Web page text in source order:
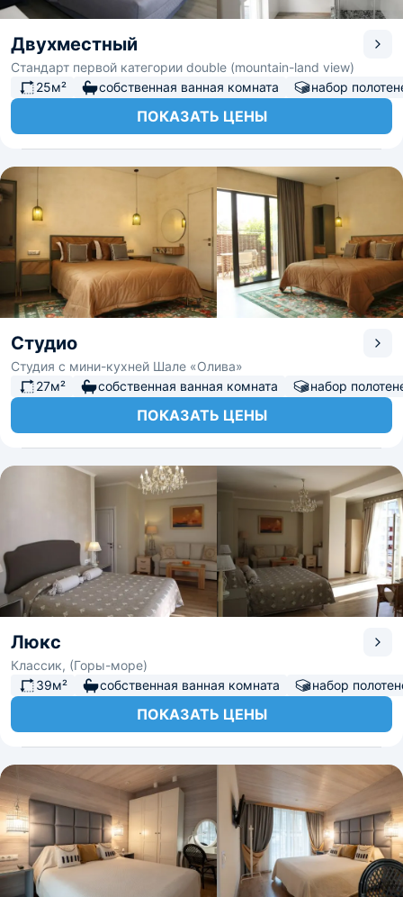
Двухместный
Стандарт первой категории double (mountain-land view)
25м²
собственная ванная комната набор
ПОКАЗАТЬ ЦЕНЫ
Студио
Студия с мини-кухней Шале «Олива»
27м²
собственная ванная комната набор
ПОКАЗАТЬ ЦЕНЫ
Люкс
Классик, (Горы-море)
39м²
собственная ванная комната набор
ПОКАЗАТЬ ЦЕНЫ